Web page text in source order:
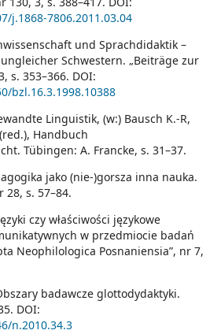
j.1868-7806.2011.03.04
und Sprachdidaktik –
Schwestern. „Beiträge zur
s. 353–366. DOI:
bzl.16.3.1998.10388
Linguistik, (w:) Bausch K.-R,
Handbuch
Tübingen: A. Francke, s. 31–37.
jako (nie-)gorsza inna nauka.
28, s. 57–84.
czy właściwości językowe
w przedmiocie badań
Neophilologica Posnaniensia”, nr 7,
badawcze glottodydaktyki.
DOI:
n.2010.34.3